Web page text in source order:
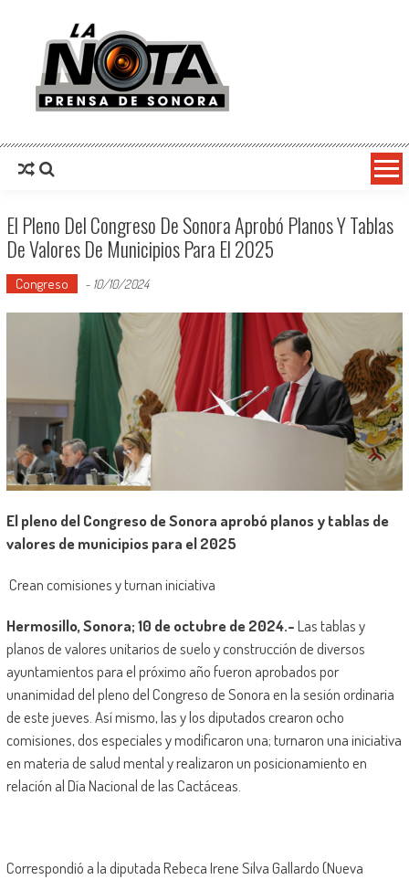
La Nota Prensa De Sonora
El Pleno Del Congreso De Sonora Aprobó Planos Y Tablas
De Valores De Municipios Para El 2025
Congreso - 10/10/2024
El pleno del Congreso de Sonora aprobó planos y tablas de
valores de municipios para el 2025
Crean comisiones y turnan iniciativa
Hermosillo, Sonora; 10 de octubre de 2024.-Las tablas y
planos de valores unitarios de suelo y construcción de diversos
ayuntamientos para el próximo año fueron aprobados por
unanimidad del pleno del Congreso de Sonora en la sesión ordinaria
de este jueves. Así mismo, las y los diputados crearon ocho
comisiones, dos especiales y modificaron una; turnaron una iniciativa
en materia de salud mental y realizaron un posicionamiento en
relación al Día Nacional de las Cactáceas.
Correspondió a la diputada Rebeca Irene Silva Gallardo (Nueva